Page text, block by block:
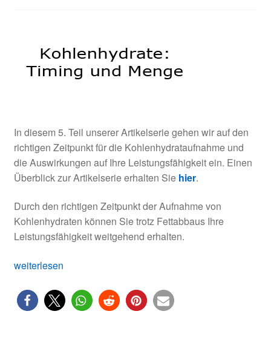
In diesem 5. Teil unserer Artikelserie gehen wir auf den
richtigen Zeitpunkt für die Kohlenhydrataufnahme und
die Auswirkungen auf Ihre Leistungsfähigkeit ein. Einen
Überblick zur Artikelserie erhalten Sie hier.
Durch den richtigen Zeitpunkt der Aufnahme von
Kohlenhydraten können Sie trotz Fettabbaus Ihre
Leistungsfähigkeit weitgehend erhalten.
Kohlenhydrate:
und
wieviel
weiterlesen